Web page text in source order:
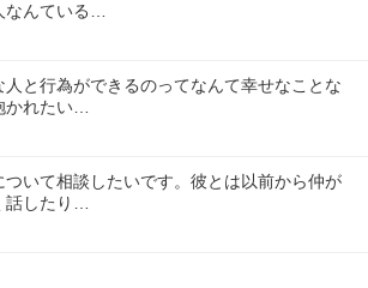
なんている…
人と行為ができるのってなんて幸せなことな
かれたい…
ついて相談したいです。彼とは以前から仲が
話したり…